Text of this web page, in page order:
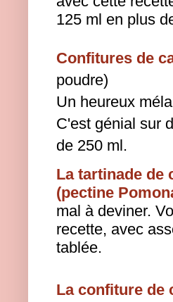
125 ml en plus
Confitures de
poudre)
Un heureux
C'est génial sur
de 250 ml.
La tartinade de
(pectine
mal à deviner.
recette, avec
tablée.
La confiture de